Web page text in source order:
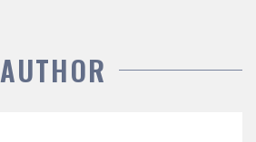
AUTHOR